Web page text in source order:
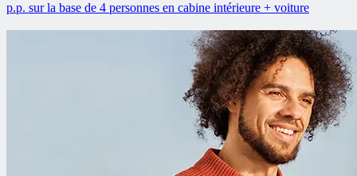
p.p. sur la base de 4 personnes en cabine intérieure + voiture